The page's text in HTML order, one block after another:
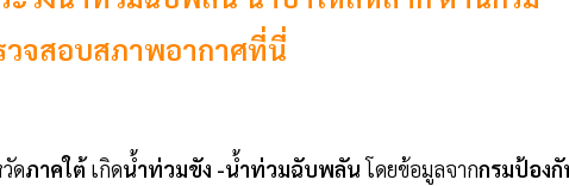
จสอบสภาพอากาศที่นี่
ดภาคใต้เกิดน้ำท่วมขัง -น้ำท่วมฉับพลันโดยข้อมูลจากกรมป้อง